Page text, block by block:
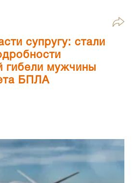
супругу: стали
гибели мужчины
БПЛА